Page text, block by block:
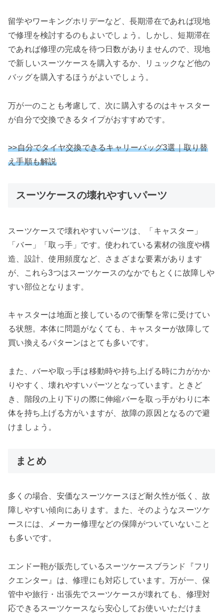
留学やワーキングホリデーなど、長期滞在であれば現地
で修理を検討するのもよいでしょう。しかし、短期滞在
であれば修理の完成を待つ日数がありませんので、現地
で新しいスーツケースを購入するか、リュックなど他の
バッグを購入するほうがよいでしょう。
万が一のことも考慮して、次に購入するのはキャスター
が自分で交換できるタイプがおすすめです。
>>自分でタイヤ交換できるキャリーバッグ3選｜取り替
え手順も解説
スーツケースの壊れやすいパーツ
スーツケースで壊れやすいパーツは、「キャスター」
「バー」「取っ手」です。使われている素材の強度や構
造、設計、使用頻度など、さまざまな要素があります
が、これら3つはスーツケースのなかでもとくに故障しや
すい部位となります。
キャスターは地面と接しているので衝撃を常に受けてい
る状態。本体に問題がなくても、キャスターが故障して
買い換えるパターンはとても多いです。
また、バーや取っ手は移動時や持ち上げる時に力がかか
りやすく、壊れやすいパーツとなっています。ときど
き、階段の上り下りの際に伸縮バーを取っ手がわりに本
体を持ち上げる方がいますが、故障の原因となるので避
けましょう。
まとめ
多くの場合、安価なスーツケースほど耐久性が低く、故
障しやすい傾向にあります。また、そのようなスーツケ
ースには、メーカー修理などの保障がついていないこと
も多いです。
エンドー鞄が販売しているスーツケースブランド『フリ
クエンター』は、修理にも対応しています。万が一、保
管中や旅行・出張先でスーツケースが壊れても、修理対
応できるスーツケースなら安心してお使いいただけま